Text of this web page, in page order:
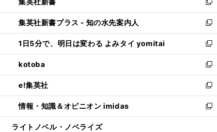
で
開
く
ィ
ン
ド
ウ
で
開
く
い
ウ
ィ
ン
ド
ウ
で
開
く
新
し
い
ウ
ィ
ン
ド
ウ
で
開
く
集英社新書プラス - 知の水先案内人
新
し
い
ウ
ィ
ン
ド
ウ
で
開
1日5分で、明日は変わる よみタイ yomitai
新
し
い
ウ
ィ
ン
ド
ウ
kotoba
新
し
い
ウ
ィ
ン
e!集英社
新
し
い
ウ
情報・知識＆オピニオン imidas
新
し
ライトノベル・ノベライズ